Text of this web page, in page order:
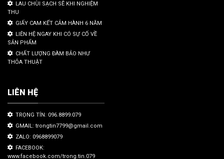
LAU CHÙI SẠCH SẼ KHI NGHIỆM
THU
GIẤY CAM KẾT CẢM HÀNH 6 NĂM
LIÊN HỆ NGAY KHI CÓ SỰ CỐ VỀ
SẢN PHẨM
CHẤT LƯỢNG ĐÀM BẢO NHƯ
THỎA THUẬT
LIÊN HỆ
TRỌNG TÍN: 096.8899.079
GMAIL: trongtin7799@gmail.com
ZALO: 0968899079
FACEBOOK:
www.facebook.com/trong.tin.079